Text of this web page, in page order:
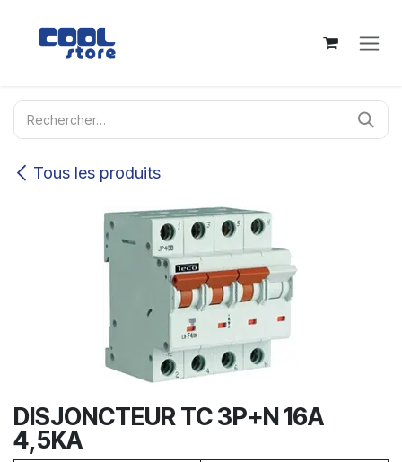
Tous les produits
DISJONCTEUR TC 3P+N 16A
4,5KA